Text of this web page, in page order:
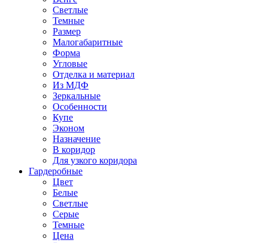
Светлые
Темные
Размер
Малогабаритные
Форма
Угловые
Отделка и материал
Из МДФ
Зеркальные
Особенности
Купе
Эконом
Назначение
В коридор
Для узкого коридора
Гардеробные
Цвет
Белые
Светлые
Серые
Темные
Цена